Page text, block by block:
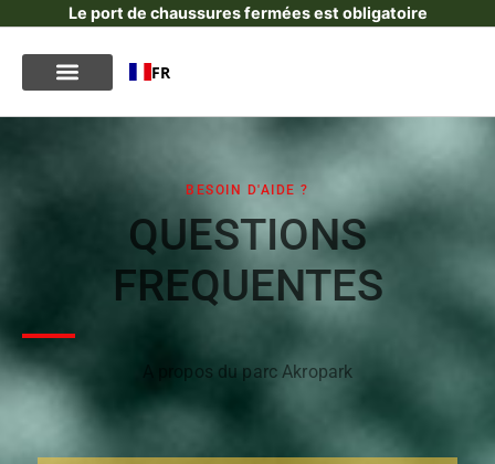
Le port de chaussures fermées est obligatoire
FR
BESOIN D'AIDE ?
QUESTIONS
FREQUENTES
A propos du parc Akropark